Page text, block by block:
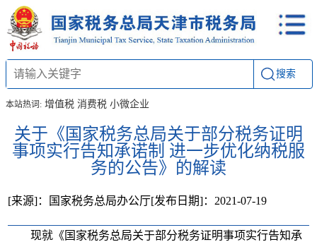
搜索
本站热词: 增值税 消费税 小微企业
关于《国家税务总局关于部分税务证明
事项实行告知承诺制 进一步优化纳税服
务的公告》的解读
[发布日期]：2021-07-19
[来源]：国家税务总局办公厅
现就《国家税务总局关于部分税务证明事项实行告知承